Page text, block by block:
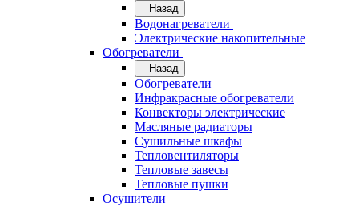
Назад
Водонагреватели
Электрические накопительные
Обогреватели
Назад
Обогреватели
Инфракрасные обогреватели
Конвекторы электрические
Масляные радиаторы
Сушильные шкафы
Тепловентиляторы
Тепловые завесы
Тепловые пушки
Осушители